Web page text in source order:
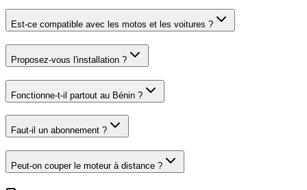
Est-ce compatible avec les motos et les voitures ?
Proposez-vous l'installation ?
Fonctionne-t-il partout au Bénin ?
Faut-il un abonnement ?
Peut-on couper le moteur à distance ?